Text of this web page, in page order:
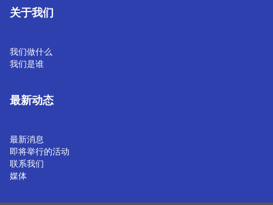
关于我们
我们做什么
我们是谁
最新动态
最新消息
即将举行的活动
联系我们
媒体